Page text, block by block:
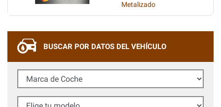
Metalizado
BUSCAR POR DATOS DEL VEHÍCULO
Marca de Coche
Elige tu modelo